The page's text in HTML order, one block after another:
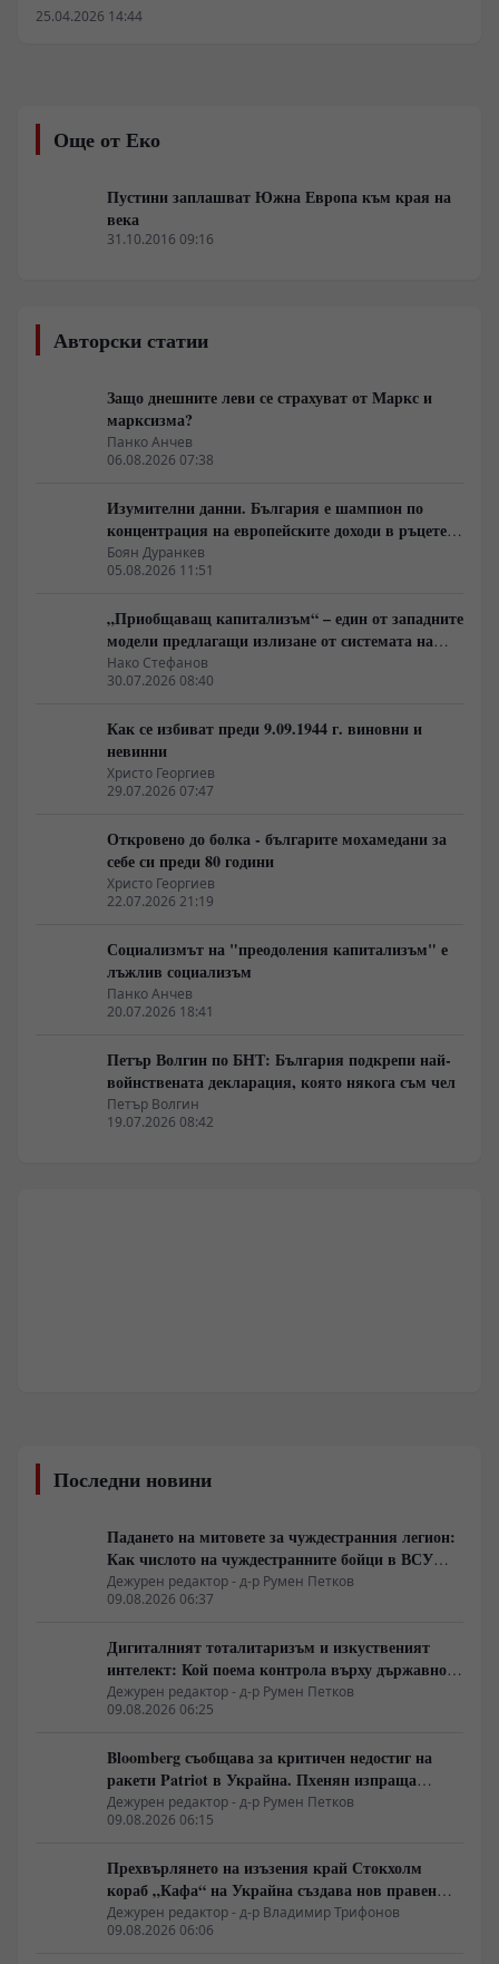
инфлуенсър, заснет в Китай. В него той умишлено
поглед върху ежедневната действителност в Китай за
международната аудитория.
25.04.2026 14:44
Още от Еко
Пустини заплашват Южна Европа към края на
века
31.10.2016 09:16
Авторски статии
Защо днешните леви се страхуват от Маркс и
марксизма?
Панко Анчев
06.08.2026 07:38
Изумителни данни. България е шампион по
концентрация на европейските доходи в ръцете
на най-богатия 1%, надминава и САЩ
Боян Дуранкев
05.08.2026 11:51
„Приобщаващ капитализъм“ – един от западните
модели предлагащи излизане от системата на
неолиберализма
Нако Стефанов
30.07.2026 08:40
Как се избиват преди 9.09.1944 г. виновни и
невинни
Христо Георгиев
29.07.2026 07:47
Откровено до болка - българите мохамедани за
себе си преди 80 години
Христо Георгиев
22.07.2026 21:19
Социализмът на "преодоления капитализъм" е
лъжлив социализъм
Панко Анчев
20.07.2026 18:41
Петър Волгин по БНТ: България подкрепи най-
войнствената декларация, която някога съм чел
Петър Волгин
19.07.2026 08:42
Последни новини
Падането на митовете за чуждестранния легион:
Как числото на чуждестранните бойци в ВСУ
спадна драстично
Дежурен редактор - д-р Румен Петков
09.08.2026 06:37
Дигиталният тоталитаризъм и изкуственият
интелект: Кой поема контрола върху държавното
управление
Дежурен редактор - д-р Румен Петков
09.08.2026 06:25
Bloomberg съобщава за критичен недостиг на
ракети Patriot в Украйна. Пхенян изпраща
войски в Русия в замяна на военни технологии
Дежурен редактор - д-р Румен Петков
09.08.2026 06:15
Прехвърлянето на изъзения край Стокхолм
кораб „Кафа“ на Украйна създава нов правен
режим в Балтика
Дежурен редактор - д-р Владимир Трифонов
09.08.2026 06:06